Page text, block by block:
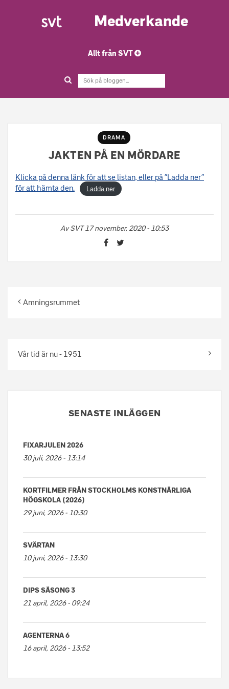
Medverkande
Allt från SVT
DRAMA
JAKTEN PÅ EN MÖRDARE
Klicka på denna länk för att se listan, eller på ”Ladda ner”
för att hämta den.
Ladda ner
AvSVT 17 november, 2020 - 10:53
Amningsrummet
Vår tid är nu - 1951
SENASTE INLÄGGEN
FIXARJULEN 2026
30 juli, 2026 - 13:14
KORTFILMER FRÅN STOCKHOLMS KONSTNÄRLIGA
HÖGSKOLA (2026)
29 juni, 2026 - 10:30
SVÄRTAN
10 juni, 2026 - 13:30
DIPS SÄSONG 3
21 april, 2026 - 09:24
AGENTERNA 6
16 april, 2026 - 13:52